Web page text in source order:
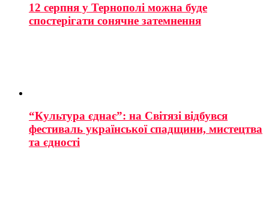
12 серпня у Тернополі можна буде
спостерігати сонячне затемнення
“Культура єднає”: на Світязі відбувся
фестиваль української спадщини, мистецтва
та єдності